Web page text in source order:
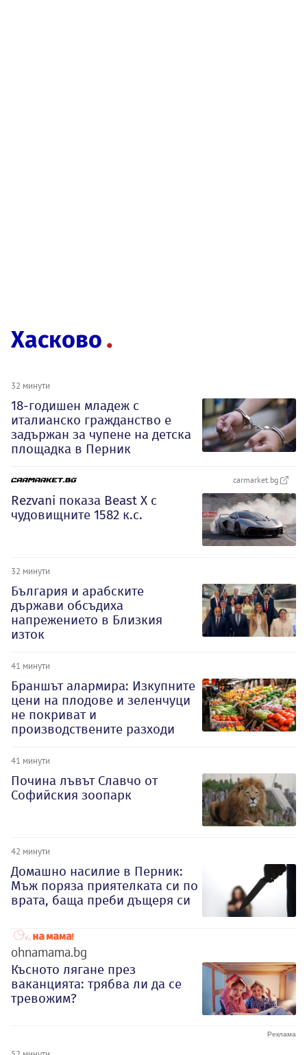
Хасково
32 минути
18-годишен младеж с
италианско гражданство е
задържан за чупене на детска
площадка в Перник
carmarket.bg
Rezvani показа Beast X с
чудовищните 1582 к.с.
32 минути
България и арабските
държави обсъдиха
напрежението в Близкия
изток
41 минути
Браншът алармира: Изкупните
цени на плодове и зеленчуци
не покриват и
производствените разходи
41 минути
Почина лъвът Славчо от
Софийския зоопарк
42 минути
Домашно насилие в Перник:
Мъж поряза приятелката си по
врата, баща преби дъщеря си
ohnamama.bg
Късното лягане през
ваканцията: трябва ли да се
тревожим?